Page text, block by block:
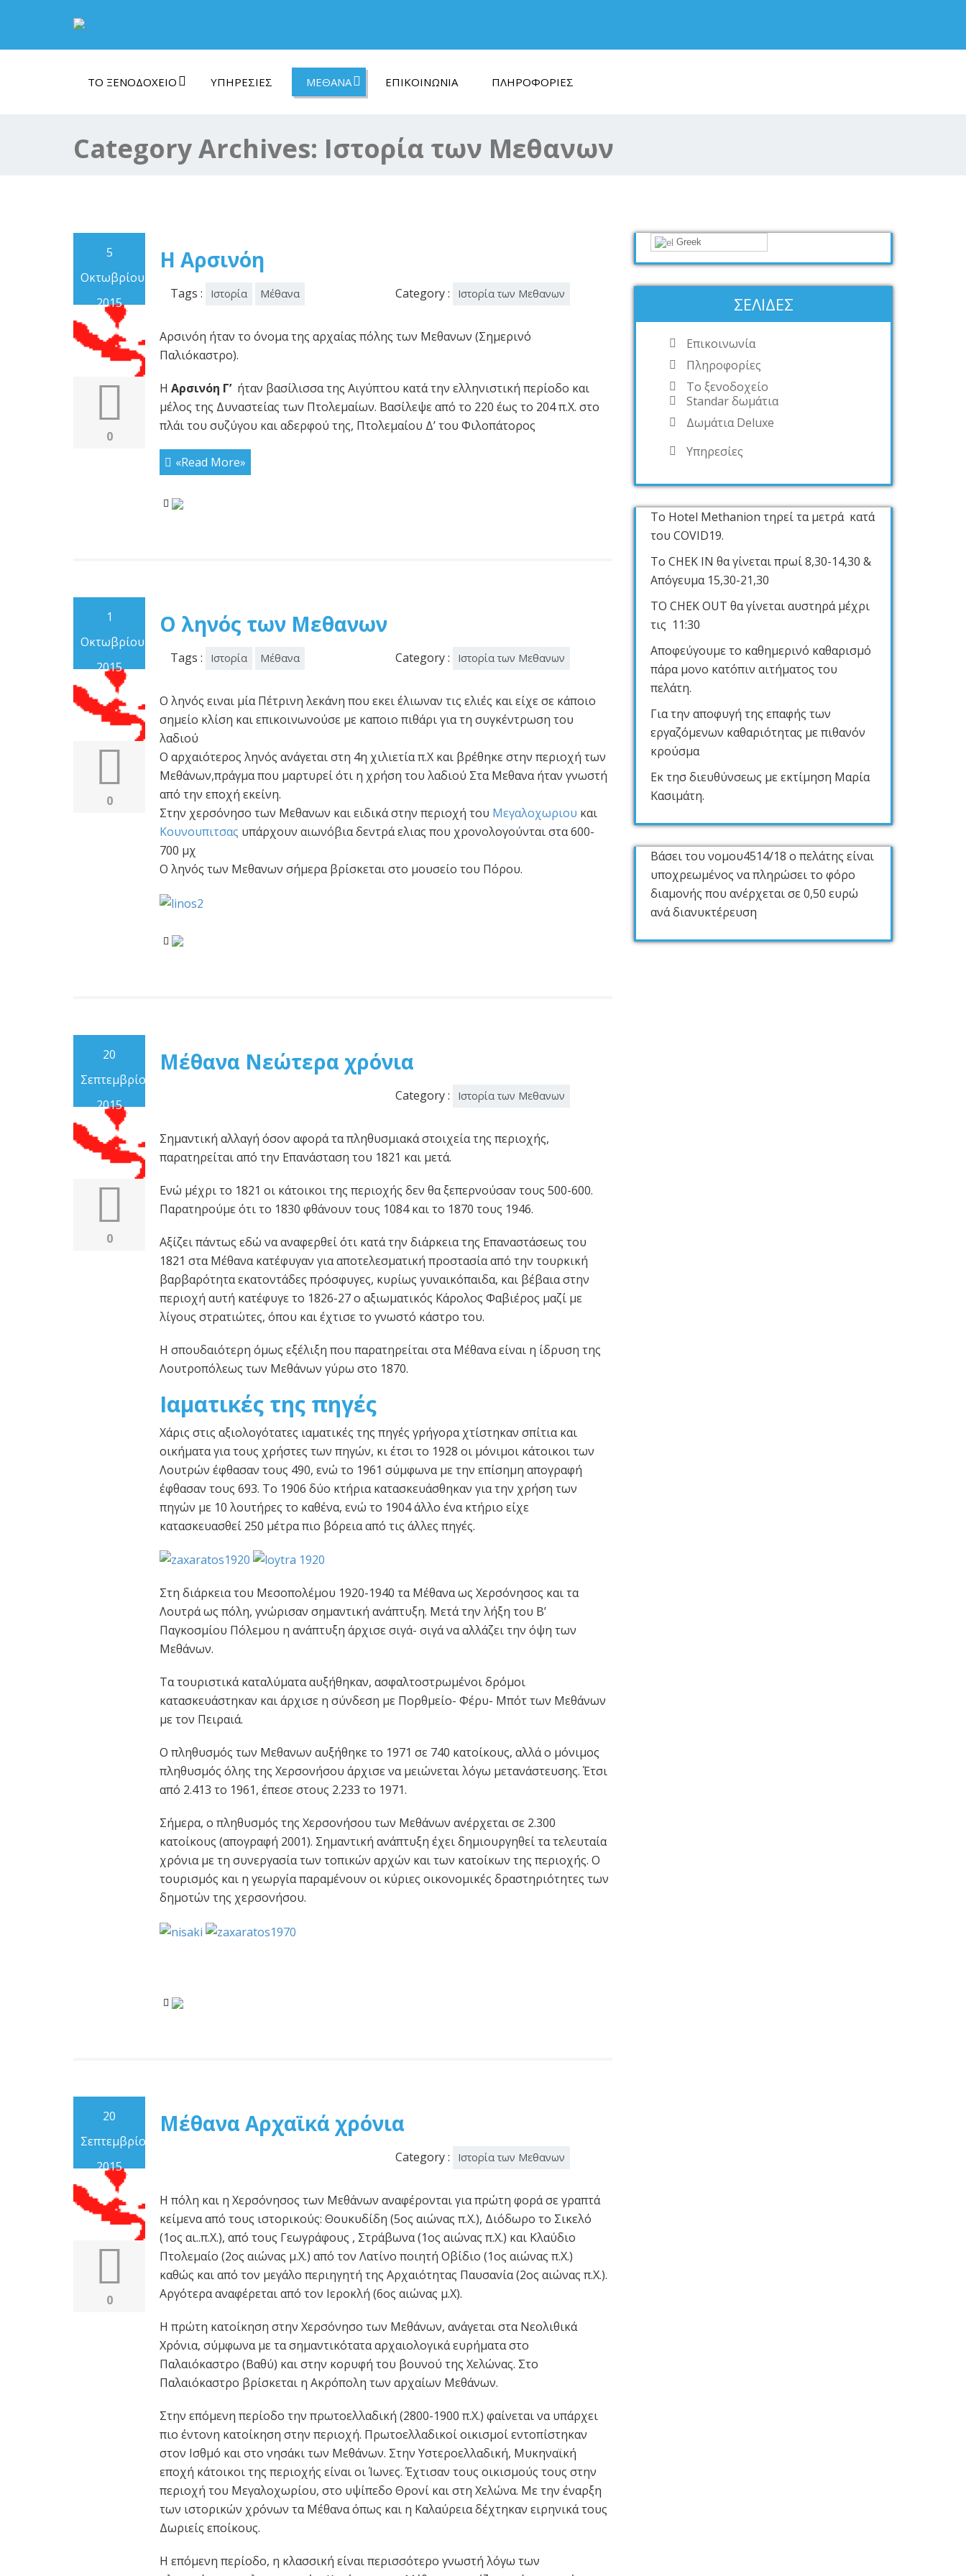
ΤΟ ΞΕΝΟΔΟΧΕΊΟ ΥΠΗΡΕΣΊΕΣ ΜΈΘΑΝΑ ΕΠΙΚΟΙΝΩΝΊΑ ΠΛΗΡΟΦΟΡΊΕΣ
Category Archives: Ιστορία των Μεθανων
5
Οκτωβρίου
2015
0
Η Αρσινόη
Tags : Ιστορία Μέθανα Category : Ιστορία των Μεθανων
Αρσινόη ήταν το όνομα της αρχαίας πόλης των Μεθανων (Σημερινό
Παλιόκαστρο).
Η Αρσινόη Γ’ήταν βασίλισσα της Αιγύπτου κατά την ελληνιστική περίοδο και
μέλος της Δυναστείας των Πτολεμαίων. Βασίλεψε από το 220 έως το 204 π.Χ. στο
πλάι του συζύγου και αδερφού της, Πτολεμαίου Δ’ του Φιλοπάτορος
«Read More»
1
Οκτωβρίου
2015
0
Ο ληνός των Μεθανων
Tags : Ιστορία Μέθανα Category : Ιστορία των Μεθανων
Ο ληνός ειναι μία Πέτρινη λεκάνη που εκει έλιωναν τις ελιές και είχε σε κάποιο
σημείο κλίση και επικοινωνούσε με καποιο πιθάρι για τη συγκέντρωση του
λαδιού
Ο αρχαιότερος ληνός ανάγεται στη 4η χιλιετία π.Χ και βρέθηκε στην περιοχή των
Μεθάνων,πράγμα που μαρτυρεί ότι η χρήση του λαδιού Στα Μεθανα ήταν γνωστή
από την εποχή εκείνη.
Στην χερσόνησο των Μεθανων και ειδικά στην περιοχή του Μεγαλοχωριου και
Κουνουπιτσας υπάρχουν αιωνόβια δεντρά ελιας που χρονολογούνται στα 600-
700 μχ
Ο ληνός των Μεθανων σήμερα βρίσκεται στο μουσείο του Πόρου.
20
Σεπτεμβρίου
2015
0
Μέθανα Νεώτερα χρόνια
Category : Ιστορία των Μεθανων
Σημαντική αλλαγή όσον αφορά τα πληθυσμιακά στοιχεία της περιοχής,
παρατηρείται από την Επανάσταση του 1821 και μετά.
Ενώ μέχρι το 1821 οι κάτοικοι της περιοχής δεν θα ξεπερνούσαν τους 500-600.
Παρατηρούμε ότι το 1830 φθάνουν τους 1084 και το 1870 τους 1946.
Αξίζει πάντως εδώ να αναφερθεί ότι κατά την διάρκεια της Επαναστάσεως του
1821 στα Μέθανα κατέφυγαν για αποτελεσματική προστασία από την τουρκική
βαρβαρότητα εκατοντάδες πρόσφυγες, κυρίως γυναικόπαιδα, και βέβαια στην
περιοχή αυτή κατέφυγε το 1826-27 ο αξιωματικός Κάρολος Φαβιέρος μαζί με
λίγους στρατιώτες, όπου και έχτισε το γνωστό κάστρο του.
Η σπουδαιότερη όμως εξέλιξη που παρατηρείται στα Μέθανα είναι η ίδρυση της
Λουτροπόλεως των Μεθάνων γύρω στο 1870.
Iαματικές της πηγές
Χάρις στις αξιολογότατες ιαματικές της πηγές γρήγορα χτίστηκαν σπίτια και
οικήματα για τους χρήστες των πηγών, κι έτσι το 1928 οι μόνιμοι κάτοικοι των
Λουτρών έφθασαν τους 490, ενώ το 1961 σύμφωνα με την επίσημη απογραφή
έφθασαν τους 693. Το 1906 δύο κτήρια κατασκευάσθηκαν για την χρήση των
πηγών με 10 λουτήρες το καθένα, ενώ το 1904 άλλο ένα κτήριο είχε
κατασκευασθεί 250 μέτρα πιο βόρεια από τις άλλες πηγές.
Στη διάρκεια του Μεσοπολέμου 1920-1940 τα Μέθανα ως Χερσόνησος και τα
Λουτρά ως πόλη, γνώρισαν σημαντική ανάπτυξη. Μετά την λήξη του Β’
Παγκοσμίου Πόλεμου η ανάπτυξη άρχισε σιγά- σιγά να αλλάζει την όψη των
Μεθάνων.
Τα τουριστικά καταλύματα αυξήθηκαν, ασφαλτοστρωμένοι δρόμοι
κατασκευάστηκαν και άρχισε η σύνδεση με Πορθμείο- Φέρυ- Μπότ των Μεθάνων
με τον Πειραιά.
Ο πληθυσμός των Μεθανων αυξήθηκε το 1971 σε 740 κατοίκους, αλλά ο μόνιμος
πληθυσμός όλης της Χερσονήσου άρχισε να μειώνεται λόγω μετανάστευσης. Έτσι
από 2.413 το 1961, έπεσε στους 2.233 το 1971.
Σήμερα, ο πληθυσμός της Χερσονήσου των Μεθάνων ανέρχεται σε 2.300
κατοίκους (απογραφή 2001). Σημαντική ανάπτυξη έχει δημιουργηθεί τα τελευταία
χρόνια με τη συνεργασία των τοπικών αρχών και των κατοίκων της περιοχής. Ο
τουρισμός και η γεωργία παραμένουν οι κύριες οικονομικές δραστηριότητες των
δημοτών της χερσονήσου.
20
Σεπτεμβρίου
2015
0
Μέθανα Αρχαϊκά χρόνια
Category : Ιστορία των Μεθανων
Η πόλη και η Χερσόνησος των Μεθάνων αναφέρονται για πρώτη φορά σε γραπτά
κείμενα από τους ιστορικούς: Θουκυδίδη (5ος αιώνας π.Χ.), Διόδωρο το Σικελό
(1ος αι..π.Χ.), από τους Γεωγράφους , Στράβωνα (1ος αιώνας π.Χ.) και Κλαύδιο
Πτολεμαίο (2ος αιώνας μ.Χ.) από τον Λατίνο ποιητή Οβίδιο (1ος αιώνας π.Χ.)
καθώς και από τον μεγάλο περιηγητή της Αρχαιότητας Παυσανία (2ος αιώνας π.Χ.).
Αργότερα αναφέρεται από τον Ιεροκλή (6ος αιώνας μ.Χ).
Η πρώτη κατοίκηση στην Χερσόνησο των Μεθάνων, ανάγεται στα Νεολιθικά
Χρόνια, σύμφωνα με τα σημαντικότατα αρχαιολογικά ευρήματα στο
Παλαιόκαστρο (Βαθύ) και στην κορυφή του βουνού της Χελώνας. Στο
Παλαιόκαστρο βρίσκεται η Ακρόπολη των αρχαίων Μεθάνων.
Στην επόμενη περίοδο την πρωτοελλαδική (2800-1900 π.Χ.) φαίνεται να υπάρχει
πιο έντονη κατοίκηση στην περιοχή. Πρωτοελλαδικοί οικισμοί εντοπίστηκαν
στον Ισθμό και στο νησάκι των Μεθάνων. Στην Υστεροελλαδική, Μυκηναϊκή
εποχή κάτοικοι της περιοχής είναι οι Ίωνες. Έχτισαν τους οικισμούς τους στην
περιοχή του Μεγαλοχωρίου, στο υψίπεδο Θρονί και στη Χελώνα. Με την έναρξη
των ιστορικών χρόνων τα Μέθανα όπως και η Καλαύρεια δέχτηκαν ειρηνικά τους
Δωριείς εποίκους.
Η επόμενη περίοδο, η κλασσική είναι περισσότερο γνωστή λόγω των
Greek
ΣΕΛΊΔΕΣ
Επικοινωνία
Πληροφορίες
Το ξενοδοχείο
Standar δωμάτια
Δωμάτια Deluxe
Υπηρεσίες
Το Hotel Methanion τηρεί τα μετρά κατά
του COVID19.
Το CHEK IN θα γίνεται πρωί 8,30-14,30 &
Απόγευμα 15,30-21,30
ΤΟ CHEK OUT θα γίνεται αυστηρά μέχρι
τις 11:30
Αποφεύγουμε το καθημερινό καθαρισμό
πάρα μονο κατόπιν αιτήματος του
πελάτη.
Για την αποφυγή της επαφής των
εργαζόμενων καθαριότητας με πιθανόν
κρούσμα
Εκ τησ διευθύνσεως με εκτίμηση Μαρία
Κασιμάτη.
Βάσει του νομου4514/18 ο πελάτης είναι
υποχρεωμένος να πληρώσει το φόρο
διαμονής που ανέρχεται σε 0,50 ευρώ
ανά διανυκτέρευση